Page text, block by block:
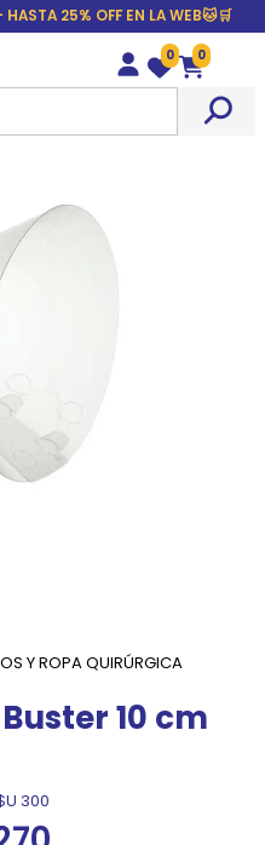
25% OFF EN LA WEB🐱🛒
Wishlist
0
Carrito
0
Y ROPA QUIRÚRGICA
10 cm
300